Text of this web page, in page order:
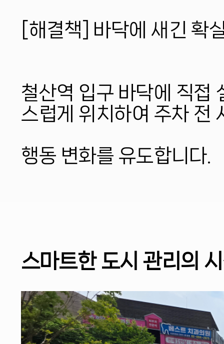
[해결책] 바닥에 새긴 확
철산역 입구 바닥에 직접
스럽게 위치하여 주차 전
행동 변화를 유도합니다.
스마트한 도시 관리의